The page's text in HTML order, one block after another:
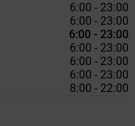
6:00 - 23:00
6:00 - 23:00
6:00 - 23:00
6:00 - 23:00
6:00 - 23:00
6:00 - 23:00
8:00 - 22:00